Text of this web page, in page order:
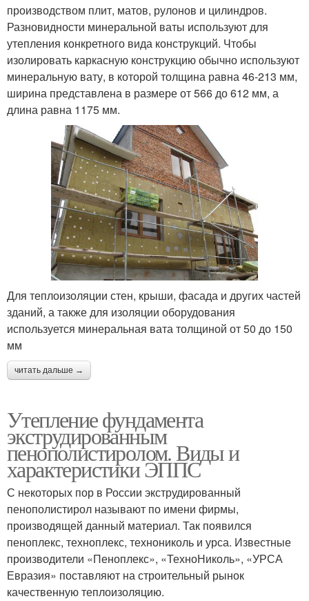
производством плит, матов, рулонов и цилиндров.
Разновидности минеральной ваты используют для
утепления конкретного вида конструкций. Чтобы
изолировать каркасную конструкцию обычно используют
минеральную вату, в которой толщина равна 46-213 мм,
ширина представлена в размере от 566 до 612 мм, а
длина равна 1175 мм.
Для теплоизоляции стен, крыши, фасада и других частей
зданий, а также для изоляции оборудования
используется минеральная вата толщиной от 50 до 150
мм
читать дальше →
Утепление фундамента
экструдированным
пенополистиролом. Виды и
характеристики ЭППС
С некоторых пор в России экструдированный
пенополистирол называют по имени фирмы,
производящей данный материал. Так появился
пеноплекс, техноплекс, технониколь и урса. Известные
производители «Пеноплекс», «ТехноНиколь», «УРСА
Евразия» поставляют на строительный рынок
качественную теплоизоляцию.